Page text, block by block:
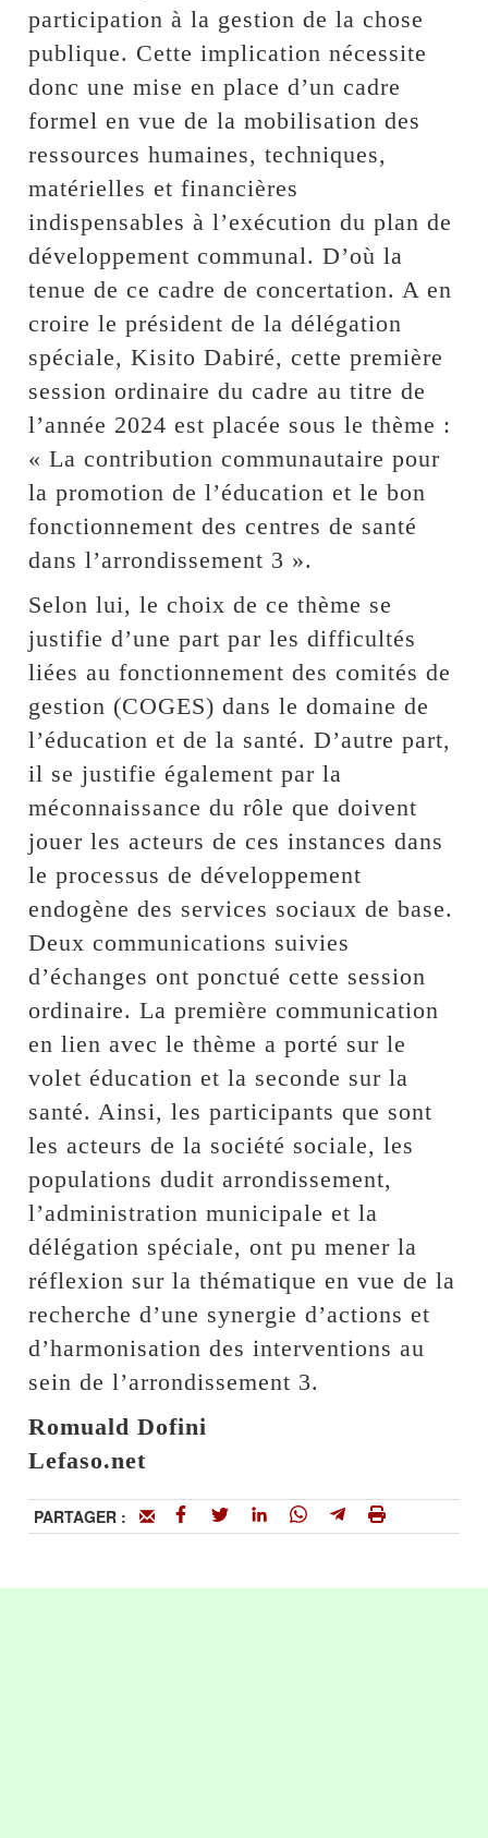
participation à la gestion de la chose
publique. Cette implication nécessite
donc une mise en place d’un cadre
formel en vue de la mobilisation des
ressources humaines, techniques,
matérielles et financières
indispensables à l’exécution du plan de
développement communal. D’où la
tenue de ce cadre de concertation. A en
croire le président de la délégation
spéciale, Kisito Dabiré, cette première
session ordinaire du cadre au titre de
l’année 2024 est placée sous le thème :
« La contribution communautaire pour
la promotion de l’éducation et le bon
fonctionnement des centres de santé
dans l’arrondissement 3 ».
Selon lui, le choix de ce thème se
justifie d’une part par les difficultés
liées au fonctionnement des comités de
gestion (COGES) dans le domaine de
l’éducation et de la santé. D’autre part,
il se justifie également par la
méconnaissance du rôle que doivent
jouer les acteurs de ces instances dans
le processus de développement
endogène des services sociaux de base.
Deux communications suivies
d’échanges ont ponctué cette session
ordinaire. La première communication
en lien avec le thème a porté sur le
volet éducation et la seconde sur la
santé. Ainsi, les participants que sont
les acteurs de la société sociale, les
populations dudit arrondissement,
l’administration municipale et la
délégation spéciale, ont pu mener la
réflexion sur la thématique en vue de la
recherche d’une synergie d’actions et
d’harmonisation des interventions au
sein de l’arrondissement 3.
Romuald Dofini
Lefaso.net
PARTAGER :